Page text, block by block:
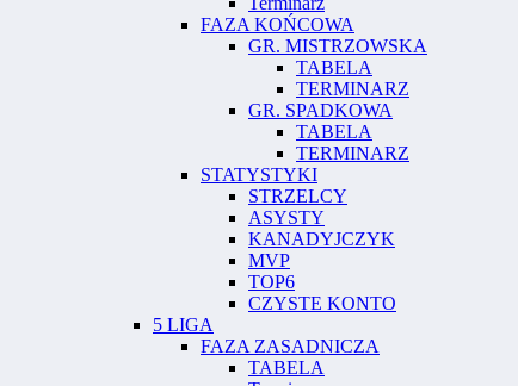
FAZA KOŃCOWA
GR. MISTRZOWSKA
TABELA
TERMINARZ
GR. SPADKOWA
TABELA
TERMINARZ
STATYSTYKI
STRZELCY
ASYSTY
KANADYJCZYK
MVP
TOP6
CZYSTE KONTO
5 LIGA
FAZA ZASADNICZA
TABELA